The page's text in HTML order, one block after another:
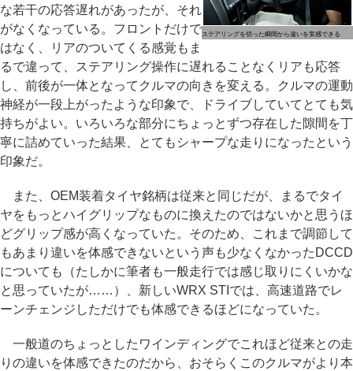
ステアリングを切った瞬間から違いを実感できる
な若干の応答遅れがあったが、それ
がなくなっている。フロントだけで
はなく、リアのついてくる感覚もま
るで違って、ステアリング操作に遅れることなくリアも応答
し、前後が一体となってクルマの向きを変える。クルマの運動
神経が一段上がったような印象で、ドライブしていてとても気
持ちがよい。いろいろな部分にちょっとずつ存在した隙間を丁
寧に詰めていった結果、とてもシャープな走りになったという
印象だ。
また、OEM装着タイヤ銘柄は従来と同じだが、まるでタイ
ヤをもっとハイグリップなものに換えたのではないかと思うほ
どグリップ感が高くなっていた。そのため、これまで調節して
もあまり違いを体感できないという声も少なくなかったDCCD
についても（たしかに筆者も一般走行では感じ取りにくいかな
と思っていたが……）、新しいWRX STIでは、高速道路でレ
ーンチェンジしただけでも体感できるほどになっていた。
一般道のちょっとしたワインディングでこれほど従来との走
りの違いを体感できたのだから、おそらくこのクルマがより本